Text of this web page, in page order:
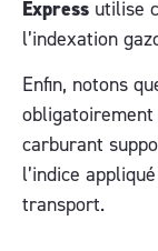
Express utilise
l’indexation
Enfin, notons
carburant
l’indice
transport.